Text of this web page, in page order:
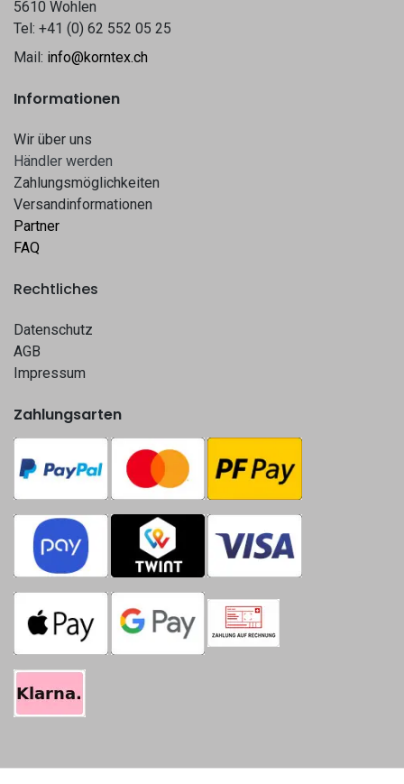
5610 Wohlen
Tel: +41 (0) 62 552 05 25
Mail: info@korntex.ch
Informationen
Wir über uns
Hä​​ndle​​r werden​​
Zahlungsmöglichkeiten
Versandinformationen
Partner
FAQ
Rechtliches
Datenschutz
AGB
Impressum
Zahlungsarten